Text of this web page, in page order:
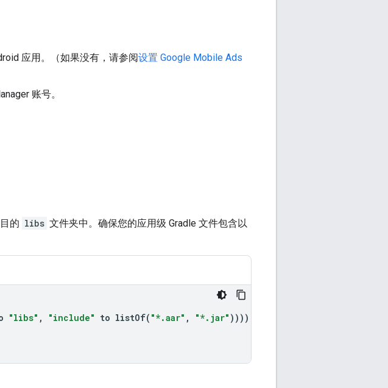
应用。（如果没有，请参阅设置 Google Mobile Ads
账号。
的 libs 文件夹中。确保您的应用级 Gradle 文件包含以
"libs" , "include" to listOf( "*.aar" , "*.jar" ))))